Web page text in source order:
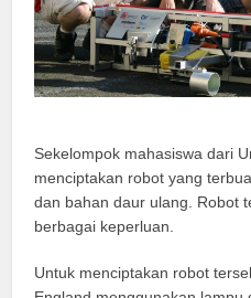
Sekelompok mahasiswa dari
menciptakan robot yang
dan bahan daur ulang. Robot
berbagai keperluan.
Untuk menciptakan robot